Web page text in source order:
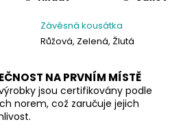
Závěsná kousátka
Růžová, Zelená, Žlutá
NA PRVNÍM MÍSTĚ
jsou certifikovány podle
norem, což zaručuje jejich